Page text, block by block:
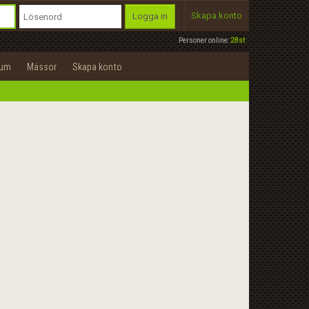
Personer online:28st
Logga in Skapa konto
Mässor Skapa konto